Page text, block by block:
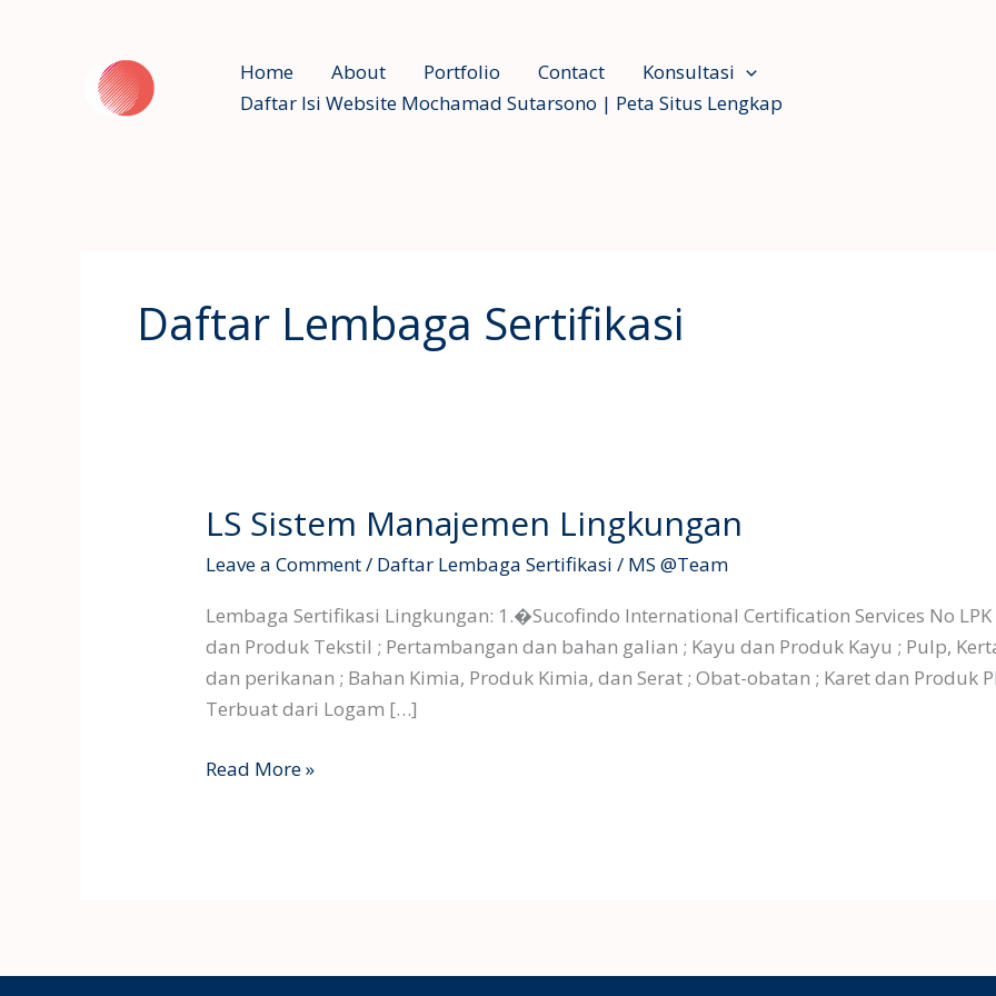
Home About Portfolio Contact
Konsultasi
Daftar Isi Website Mochamad Sutarsono | Peta Situs Lengkap
Daftar Lembaga Sertifikasi
LS Sistem Manajemen Lingkungan
Leave a Comment/ Daftar Lembaga Sertifikasi / MS @Team
Lembaga Sertifikasi Lingkungan: 1.�Sucofindo International Certification Services No LPK
dan Produk Tekstil ; Pertambangan dan bahan galian ; Kayu dan Produk Kayu ; Pulp,
dan perikanan ; Bahan Kimia, Produk Kimia, dan Serat ; Obat-obatan ; Karet dan Produk
Terbuat dari Logam […]
LS
Read More »